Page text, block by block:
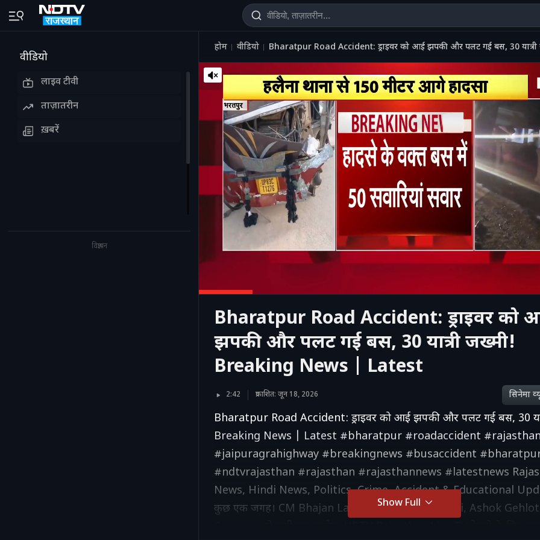
वीडियो
लाइव टीवी
ताज़ातरीन
ख़बरें
विज्ञापन
होम वीडियो Bharatpur Road Accident: ड्राइवर को आई झपकी और पलट गई बस, 30
Bharatpur Road Accident: ड्राइवर को
झपकी और पलट गई बस, 30 यात्री जख्मी!
Breaking News | Latest
2:42 प्रकाशित: जून 18, 2026 सिनेमा
Bharatpur Road Accident: ड्राइवर को आई झपकी और पलट गई बस, 30
Breaking News | Latest #bharatpur #roadaccident
#jaipuragrahighway #breakingnews #busaccident
#ndtvrajasthan #rajasthan #rajasthannews #latestnews
News, Hindi News, Politics, Crime, Accident & Educational
कुछ एक जगह। CM Bhajan Lal Sharma, Diya Kumari, Ashok
Show Full